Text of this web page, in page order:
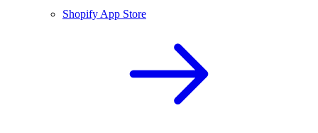
Shopify App Store